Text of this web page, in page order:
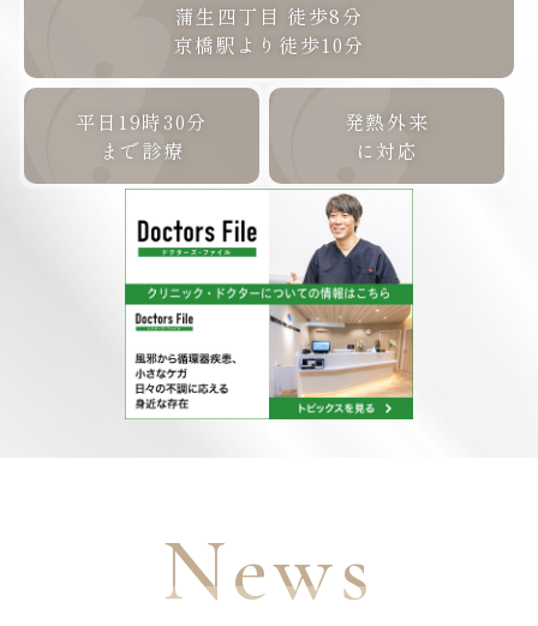
蒲生四丁目 徒歩8分
京橋駅より 徒歩10分
平日19時30分
まで診療
発熱外来
に対応
News